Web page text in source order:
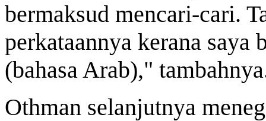
bermaksud mencari-cari.
perkataannya kerana saya
(bahasa Arab),"
Othman selanjutnya